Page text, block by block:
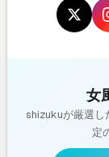
女
shizukuが厳選し
定